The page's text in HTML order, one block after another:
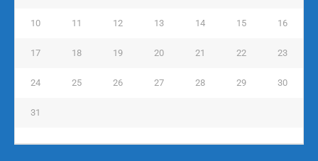
10 11 12 13 14 15 16
17 18 19 20 21 22 23
24 25 26 27 28 29 30
31